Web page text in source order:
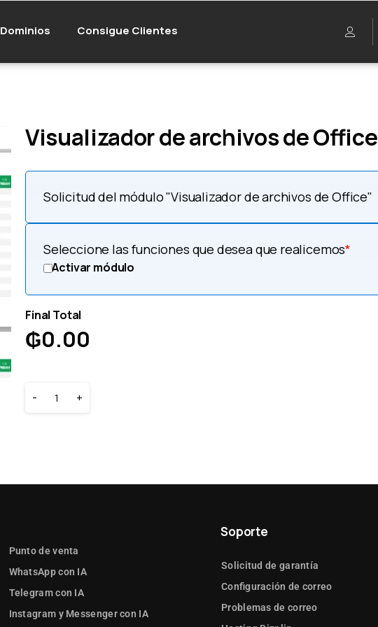
Dominios Consigue Clientes
Visualizador de archivos de Office
Solicitud del módulo "Visualizador de archivos de Office"
*
Seleccione las funciones que desea que realicemos
Activar módulo
Final Total
₲0.00
- +
Punto de venta
WhatsApp con IA
Telegram con IA
Instagram y Messenger con IA
Soporte
Solicitud de garantía
Configuración de correo
Problemas de correo